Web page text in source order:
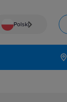
Polski
Język